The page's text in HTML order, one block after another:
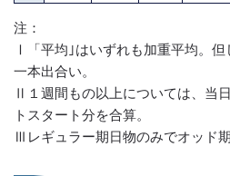
注：
Ⅰ「平均｣はいずれも加重平均。
一本出合い。
Ⅱ１週間もの以上については、当
トスタート分を合算。
Ⅲレギュラー期日物のみでオッド